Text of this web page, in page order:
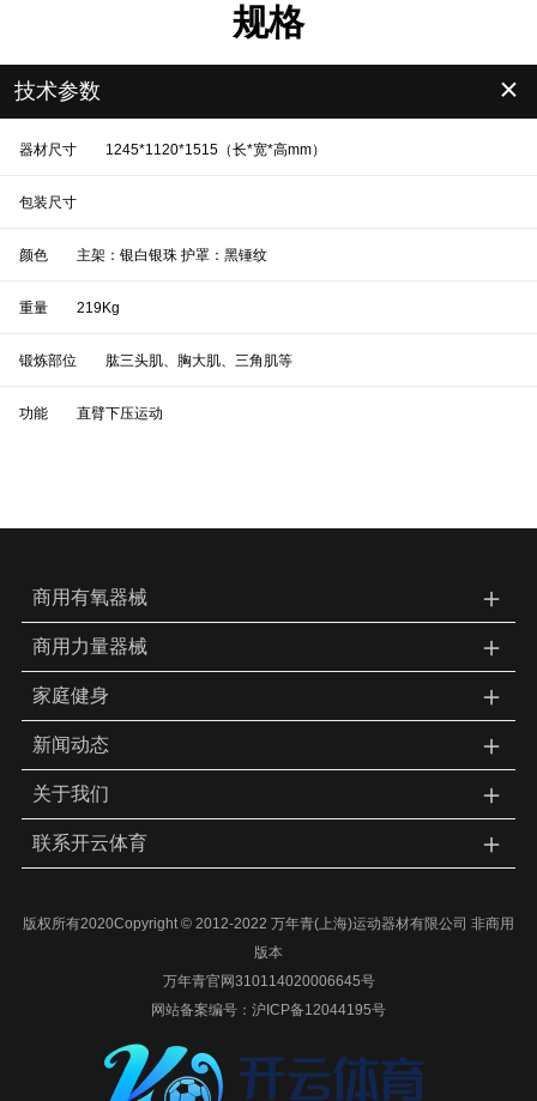
规格
技术参数 ＋
器材尺寸 1245*1120*1515（长*宽*高mm）
包装尺寸
颜色 主架：银白银珠 护罩：黑锤纹
重量 219Kg
锻炼部位 肱三头肌、胸大肌、三角肌等
功能 直臂下压运动
商用有氧器械 ＋
商用力量器械 ＋
家庭健身 ＋
新闻动态 ＋
关于我们 ＋
联系开云体育 ＋
版权所有2020Copyright © 2012-2022 万年青(上海)运动器材有限公司 非商用
版本
万年青官网310114020006645号
网站备案编号： 沪ICP备12044195号